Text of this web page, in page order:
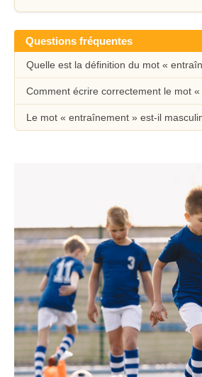
Questions fréquentes
Quelle est la définition du mot «
Comment écrire correctement le mot
Le mot « entraînement » est-il